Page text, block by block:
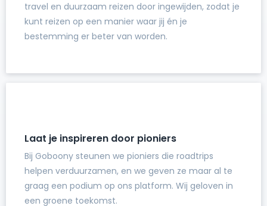
travel en duurzaam reizen door ingewijden, zodat je
kunt reizen op een manier waar jij én je
bestemming er beter van worden.
Laat je inspireren door pioniers
Bij Goboony steunen we pioniers die roadtrips
helpen verduurzamen, en we geven ze maar al te
graag een podium op ons platform. Wij geloven in
een groene toekomst.